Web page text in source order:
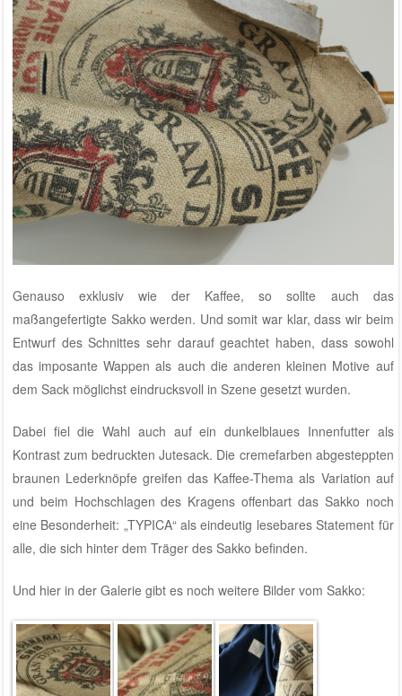
Genauso exklusiv wie der Kaffee, so sollte auch das
maßangefertigte Sakko werden. Und somit war klar, dass wir beim
Entwurf des Schnittes sehr darauf geachtet haben, dass sowohl
das imposante Wappen als auch die anderen kleinen Motive auf
dem Sack möglichst eindrucksvoll in Szene gesetzt wurden.
Dabei fiel die Wahl auch auf ein dunkelblaues Innenfutter als
Kontrast zum bedruckten Jutesack. Die cremefarben abgesteppten
braunen Lederknöpfe greifen das Kaffee-Thema als Variation auf
und beim Hochschlagen des Kragens offenbart das Sakko noch
eine Besonderheit: „TYPICA“ als eindeutig lesebares Statement für
alle, die sich hinter dem Träger des Sakko befinden.
Und hier in der Galerie gibt es noch weitere Bilder vom Sakko: